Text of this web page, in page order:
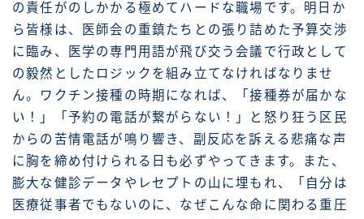
の責任がのしかかる極めてハードな職場です。明日か
ら皆様は、医師会の重鎮たちとの張り詰めた予算交渉
に臨み、医学の専門用語が飛び交う会議で行政として
の毅然としたロジックを組み立てなければなりませ
ん。ワクチン接種の時期になれば、「接種券が届かな
い！」「予約の電話が繋がらない！」と怒り狂う区民
からの苦情電話が鳴り響き、副反応を訴える悲痛な声
に胸を締め付けられる日も必ずやってきます。また、
膨大な健診データやレセプトの山に埋もれ、「自分は
医療従事者でもないのに、なぜこんな命に関わる重圧